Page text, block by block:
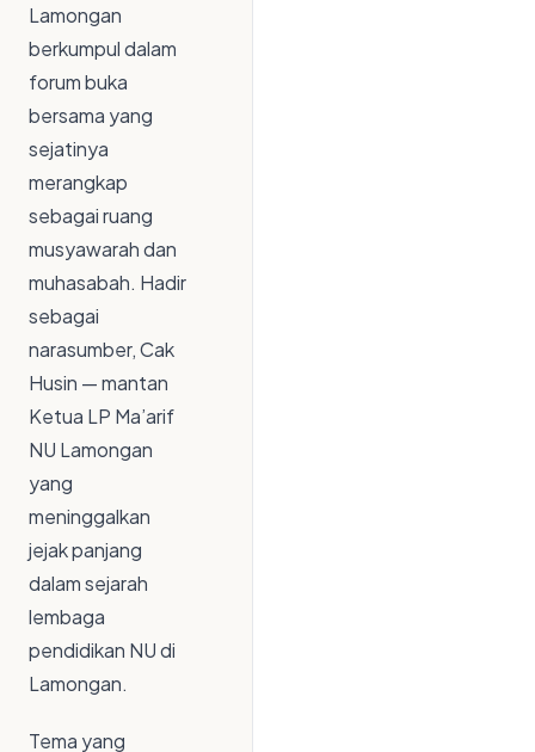
Lamongan
berkumpul dalam
forum buka
bersama yang
sejatinya
merangkap
sebagai ruang
musyawarah dan
muhasabah. Hadir
sebagai
narasumber, Cak
Husin — mantan
Ketua LP Ma’arif
NU Lamongan
yang
meninggalkan
jejak panjang
dalam sejarah
lembaga
pendidikan NU di
Lamongan.
Tema yang